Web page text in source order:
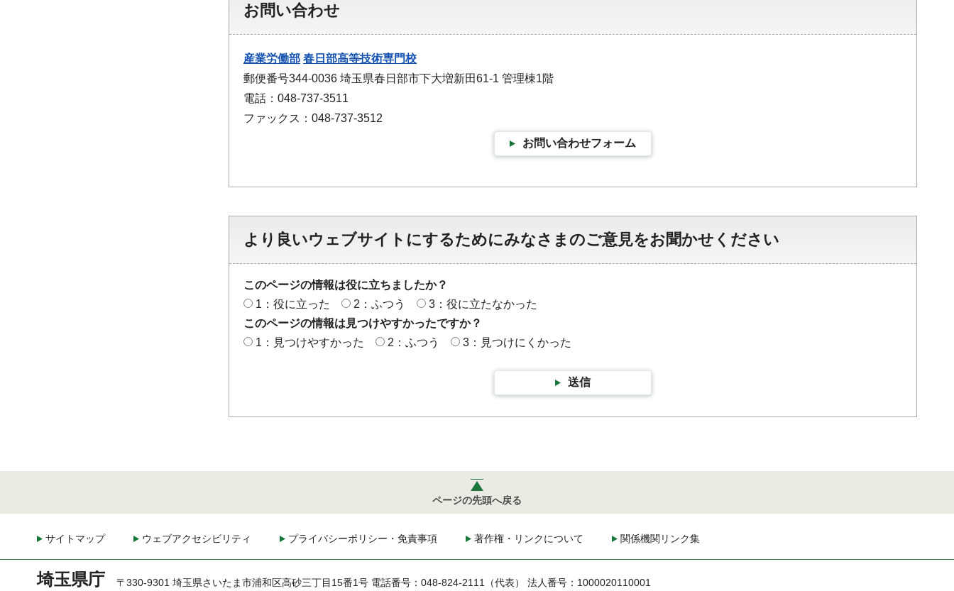
お問い合わせ
産業労働部 春日部高等技術専門校
郵便番号344-0036 埼玉県春日部市下大増新田61-1 管理棟1階
電話：048-737-3511
ファックス：048-737-3512
お問い合わせフォーム
より良いウェブサイトにするためにみなさまのご意見をお聞かせください
このページの情報は役に立ちましたか？
1：役に立った
2：ふつう
3：役に立たなかった
このページの情報は見つけやすかったですか？
1：見つけやすかった
2：ふつう 3：見つけにくかった
送信
ページの先頭へ戻る
サイトマップ ウェブアクセシビリティ プライバシーポリシー・免責事項 著作権・リンクについて 関係機関リンク集
埼玉県庁 〒330-9301 埼玉県さいたま市浦和区高砂三丁目15番1号 電話番号：048-824-2111（代表） 法人番号：1000020110001